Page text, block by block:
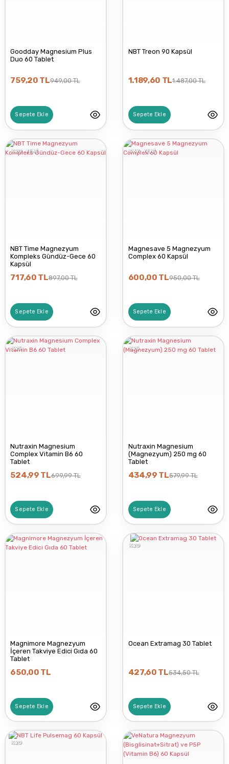
AVICENNA
Goodday Magnesium Plus
Duo 60 Tablet
759,20 TL949,00 TL
Sepete Ekle
NBT Treon 90 Kapsül
1.189,60 TL1.487,00 TL
Sepete Ekle
%20 YENİ
NBT Time Magnezyum
Kompleks Gündüz-Gece 60
Kapsül
717,60 TL897,00 TL
Sepete Ekle
%37 YENİ
Magnesave 5 Magnezyum
Complex 60 Kapsül
600,00 TL950,00 TL
Sepete Ekle
%25
Nutraxin Magnesium
Complex Vitamin B6 60
Tablet
524,99 TL699,99 TL
Sepete Ekle
%25
Nutraxin Magnesium
(Magnezyum) 250 mg 60
Tablet
434,99 TL579,99 TL
Sepete Ekle
Magnimore Magnezyum
İçeren Takviye Edici Gıda 60
Tablet
650,00 TL
Sepete Ekle
%20
Ocean Extramag 30 Tablet
427,60 TL534,50 TL
Sepete Ekle
%20